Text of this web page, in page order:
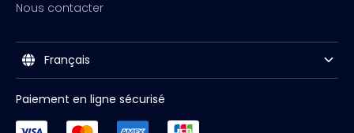
Nous contacter
Français
Paiement en ligne sécurisé